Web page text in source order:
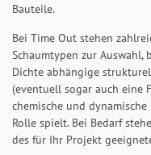
Bauteile.
Bei Time Out stehen
Schaumtypen zur
Dichte abhängige
(eventuell sogar auch eine
chemische und
Rolle spielt. Bei Bedarf
des für Ihr Projekt